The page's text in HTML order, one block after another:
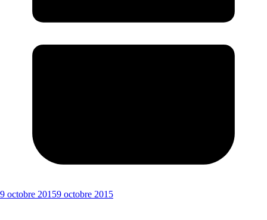
9 octobre 20159 octobre 2015